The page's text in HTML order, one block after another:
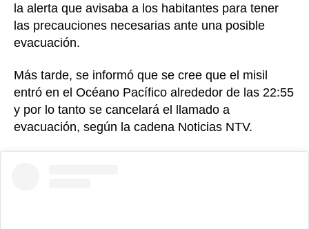
la alerta que avisaba a los habitantes para tener
las precauciones necesarias ante una posible
evacuación.
Más tarde, se informó que se cree que el misil
entró en el Océano Pacífico alrededor de las 22:55
y por lo tanto se cancelará el llamado a
evacuación, según la cadena Noticias NTV.